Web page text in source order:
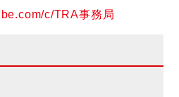
c/TRA事務局